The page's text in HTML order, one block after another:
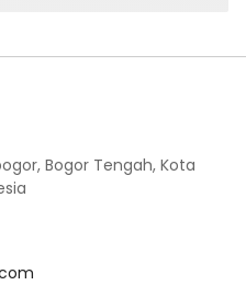
Bogor Tengah, Kota